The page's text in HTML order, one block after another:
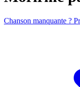
Chanson manquante ?